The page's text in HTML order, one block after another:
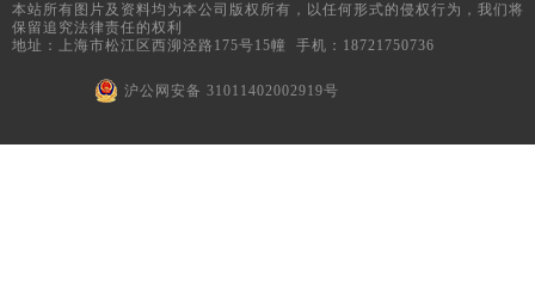
本站所有图片及资料均为本公司版权所有，以任何形式的侵权行为，我们将
保留追究法律责任的权利
地址：上海市松江区西泖泾路175号15幢 手机：18721750736
沪公网安备 31011402002919号